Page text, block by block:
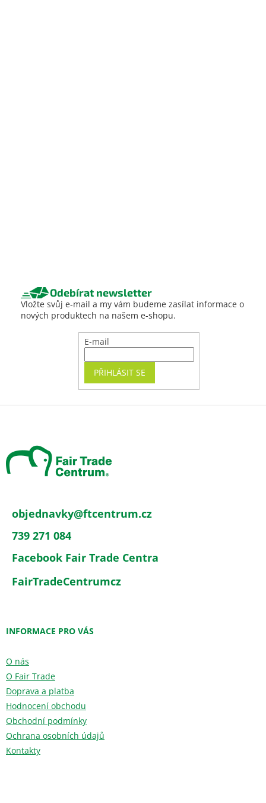
Odebírat newsletter
Vložte svůj e-mail a my vám budeme zasílat informace o
nových produktech na našem e-shopu.
E-mail
PŘIHLÁSIT SE
objednavky@ftcentrum.cz
739 271 084
Facebook Fair Trade Centra
FairTradeCentrumcz
INFORMACE PRO VÁS
O nás
O Fair Trade
Doprava a platba
Hodnocení obchodu
Obchodní podmínky
Ochrana osobních údajů
Kontakty